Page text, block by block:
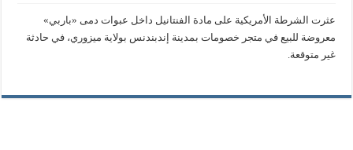
«باربي»
المخدرات
عثرت الشرطة الأمريكية على مادة الفنتانيل داخل عبوات دمى «باربي»
معروضة للبيع في متجر خصومات بمدينة إندبندنس بولاية ميزوري، في حادثة
غير متوقعة.